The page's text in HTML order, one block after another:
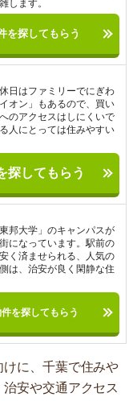
します。
を探してもらう
日はファミリーでにぎわ
オン」もあるので、買い
のアクセスはしにくいで
人にとっては住みやすい
探してもらう
邦大学」のキャンパスが
になっています。駅前の
く済ませられる、人気の
は、治安が良く閑静な住
を探してもらう
に、千葉で住みや
安や交通アクセス